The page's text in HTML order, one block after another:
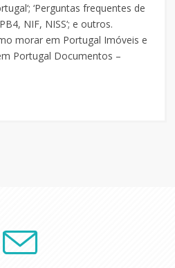
‘Perguntas frequentes de
NIF, NISS‘; e outros.
morar em Portugal Imóveis e
Portugal Documentos –